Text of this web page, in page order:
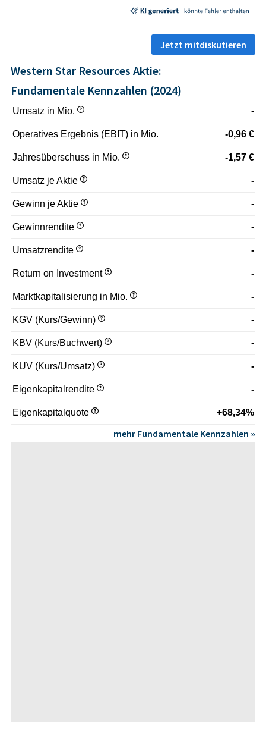
Jetzt mitdiskutieren
Western Star Resources Aktie:
Fundamentale Kennzahlen (2024)
Umsatz in Mio. -
Operatives Ergebnis (EBIT) in Mio. -0,96 €
Jahresüberschuss in Mio. -1,57 €
Umsatz je Aktie -
Gewinn je Aktie -
Gewinnrendite -
Umsatzrendite -
Return on Investment -
Marktkapitalisierung in Mio. -
KGV (Kurs/Gewinn) -
KBV (Kurs/Buchwert) -
KUV (Kurs/Umsatz) -
Eigenkapitalrendite -
Eigenkapitalquote +68,34%
mehr Fundamentale Kennzahlen »